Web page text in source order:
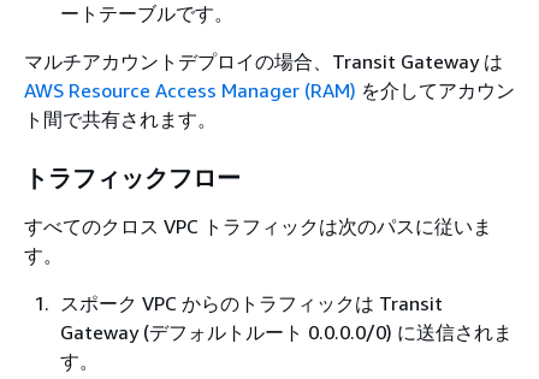
ートテーブルです。
マルチアカウントデプロイの場合、Transit Gateway は
AWS Resource Access Manager (RAM) を介してアカウン
ト間で共有されます。
トラフィックフロー
すべてのクロス VPC トラフィックは次のパスに従いま
す。
スポーク VPC からのトラフィックは Transit
Gateway (デフォルトルート 0.0.0.0/0) に送信されま
す。